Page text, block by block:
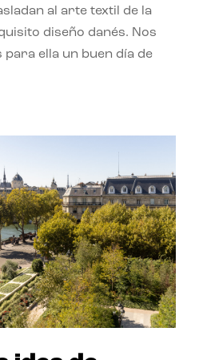
al arte textil de la
diseño danés. Nos
para ella un buen día de